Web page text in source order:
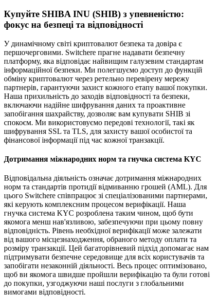
Купуйте SHIBA INU (SHIB) з упевненістю:
фокус на безпеці та відповідності
У динамічному світі криптовалют безпека та довіра є
першочерговими. Switchere прагне надавати безпечну
платформу, яка відповідає найвищим галузевим стандартам
інформаційної безпеки. Ми полегшуємо доступ до функцій
обміну криптовалют через ретельно перевірену мережу
партнерів, гарантуючи захист кожного етапу вашої покупки.
Наша прихильність до заходів відповідності та безпеки,
включаючи надійне шифрування даних та проактивне
запобігання шахрайству, дозволяє вам купувати SHIB зі
спокоєм. Ми використовуємо передові технології, такі як
шифрування SSL та TLS, для захисту вашої особистої та
фінансової інформації під час кожної транзакції.
Дотримання міжнародних норм та гнучка система KYC
Відповідальна діяльність означає дотримання міжнародних
норм та стандартів протидії відмиванню грошей (AML). Для
цього Switchere співпрацює зі спеціалізованими партнерами,
які керують комплексним процесом верифікації. Наша
гнучка система KYC розроблена таким чином, щоб бути
якомога менш нав'язливою, забезпечуючи при цьому повну
відповідність. Рівень необхідної верифікації може залежати
від вашого місцезнаходження, обраного методу оплати та
розміру транзакції. Цей багаторівневий підхід допомагає нам
підтримувати безпечне середовище для всіх користувачів та
запобігати незаконній діяльності. Весь процес оптимізовано,
щоб ви якомога швидше пройшли верифікацію та були готові
до покупки, узгоджуючи наші послуги з глобальними
вимогами відповідності.